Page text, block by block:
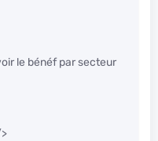
le bénéf par secteur